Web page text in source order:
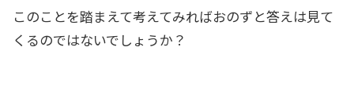
このことを踏まえて考えてみればおのずと答えは見て
くるのではないでしょうか？